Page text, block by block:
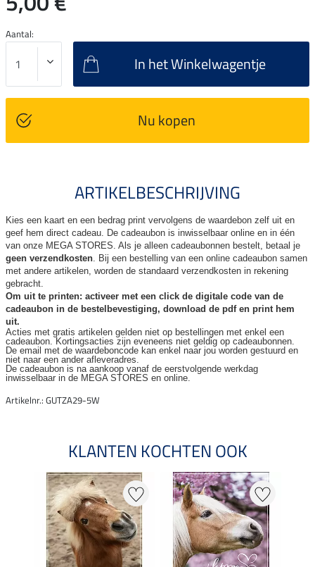
Aantal:
In het Winkelwagentje
Nu kopen
ARTIKELBESCHRIJVING
Kies een kaart en een bedrag print vervolgens de waardebon zelf uit en
geef hem direct cadeau. De cadeaubon is inwisselbaar online en in één
van onze MEGA STORES. Als je alleen cadeaubonnen bestelt, betaal je
geen verzendkosten. Bij een bestelling van een online cadeaubon samen
met andere artikelen, worden de standaard verzendkosten in rekening
gebracht.
Om uit te printen: activeer met een click de digitale code van de
cadeaubon in de bestelbevestiging, download de pdf en print hem
uit.
Acties met gratis artikelen gelden niet op bestellingen met enkel een
cadeaubon. Kortingsacties zijn eveneens niet geldig op cadeaubonnen.
De email met de waardeboncode kan enkel naar jou worden gestuurd en
niet naar een ander afleveradres.
De cadeaubon is na aankoop vanaf de eerstvolgende werkdag
inwisselbaar in de MEGA STORES en online.
Artikelnr.: GUTZA29-5W
KLANTEN KOCHTEN OOK